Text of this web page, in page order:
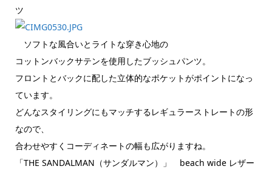
ツ
ソフトな風合いとライトな穿き心地の
コットンバックサテンを使用したブッシュパンツ。
フロントとバックに配した立体的なポケットがポイントになっ
ています。
どんなスタイリングにもマッチするレギュラーストレートの形
なので、
合わせやすくコーディネートの幅も広がりますね。
「THE SANDALMAN（サンダルマン）」 beach wide レザー